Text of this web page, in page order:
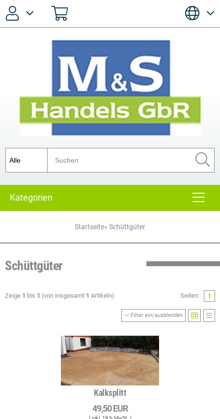
Registrieren
Passwort vergessen?
Kategorien
Startseite» Schüttgüter
Schüttgüter
Zeige 1 bis 1 (von insgesamt 1 Artikeln) Seiten: 1
Filter ein/ausblenden
Kalksplitt
49,50 EUR